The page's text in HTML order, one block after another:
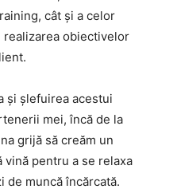
cât și a celor
obiectivelor
și șlefuirea acestui
mei, încă de la
grijă să creăm un
vină pentru a se relaxa
de muncă încărcată.